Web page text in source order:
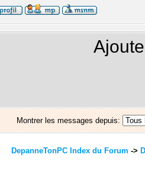
Montrer les messages depuis:
DepanneTonPC Index du Forum ->